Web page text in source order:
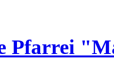
Pfarrei